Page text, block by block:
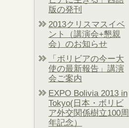
版の発刊
2013クリスマスイベ
ント（講演会+懇親
会）のお知らせ
「ボリビアの今ー大
使の最新報告」講演
会ご案内
EXPO Bolivia 2013 in
Tokyo(日本・ボリビ
ア外交関係樹立100周
年記念）